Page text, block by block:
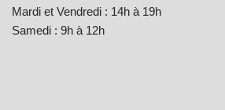
Mardi et Vendredi : 14h à 19h
Samedi : 9h à 12h